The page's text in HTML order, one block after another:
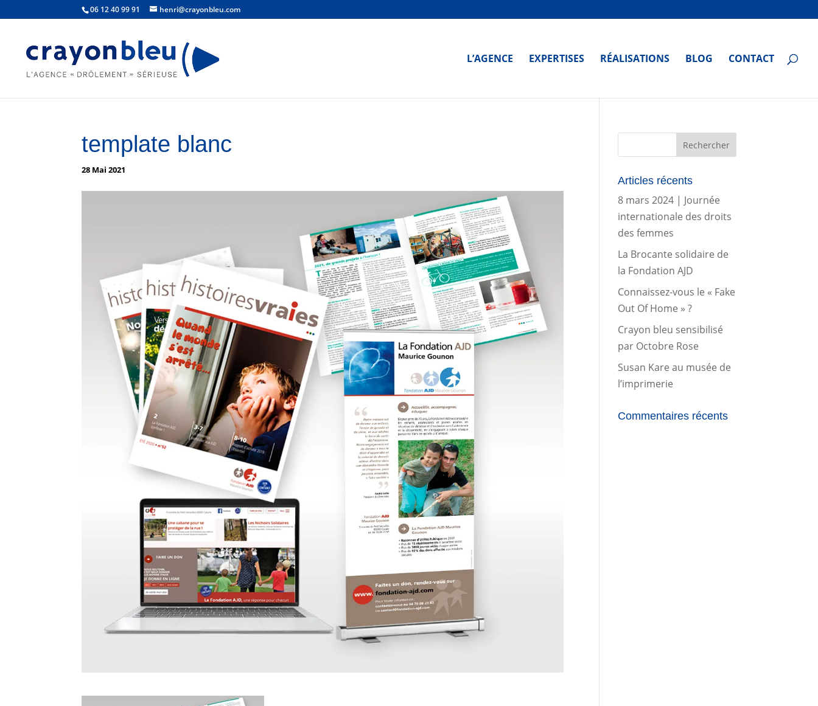
06 12 40 99 91 henri@crayonbleu.com
L’AGENCE EXPERTISES RÉALISATIONS BLOG CONTACT
template blanc
28 Mai 2021
Articles récents
8 mars 2024 | Journée
internationale des droits
des femmes
La Brocante solidaire de
la Fondation AJD
Connaissez-vous le « Fake
Out Of Home » ?
Crayon bleu sensibilisé
par Octobre Rose
Susan Kare au musée de
l’imprimerie
Commentaires récents